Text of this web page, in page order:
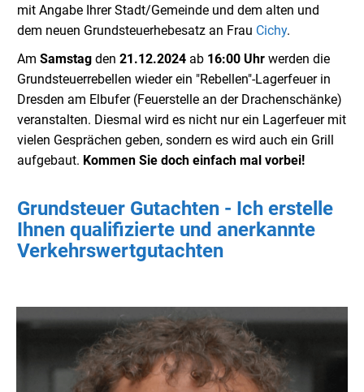
mit Angabe Ihrer Stadt/Gemeinde und dem alten und
dem neuen Grundsteuerhebesatz an Frau Cichy.
Am Samstag den 21.12.2024 ab 16:00 Uhr werden die
Grundsteuerrebellen wieder ein "Rebellen"-Lagerfeuer in
Dresden am Elbufer (Feuerstelle an der Drachenschänke)
veranstalten. Diesmal wird es nicht nur ein Lagerfeuer mit
vielen Gesprächen geben, sondern es wird auch ein Grill
aufgebaut. Kommen Sie doch einfach mal vorbei!
Grundsteuer Gutachten - Ich erstelle
Ihnen qualifizierte und anerkannte
Verkehrswertgutachten